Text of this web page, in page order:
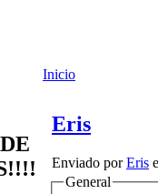
Inicio
Eris
Enviado porEris
General